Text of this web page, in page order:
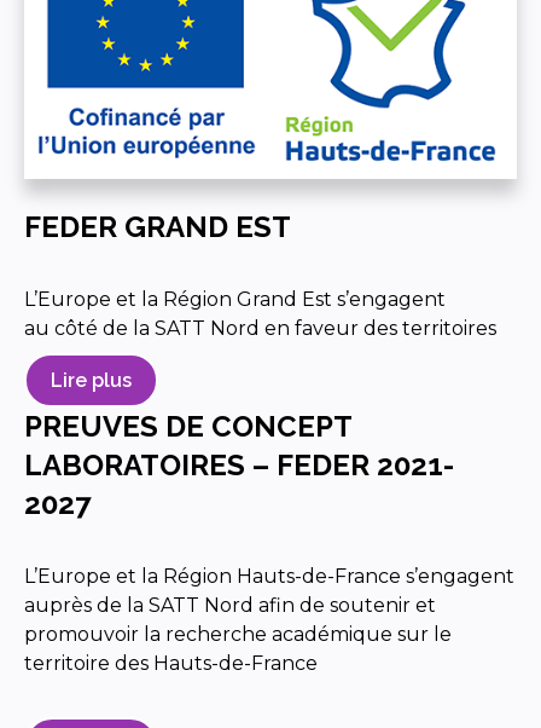
FEDER GRAND EST
L’Europe et la Région Grand Est s’engagent
au côté de la SATT Nord en faveur des territoires
Lire plus
PREUVES DE CONCEPT
LABORATOIRES – FEDER 2021-
2027
L’Europe et la Région Hauts-de-France s’engagent
auprès de la SATT Nord afin de soutenir et
promouvoir la recherche académique sur le
territoire des Hauts-de-France